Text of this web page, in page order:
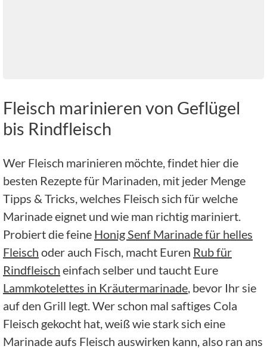
Fleisch marinieren von Geflügel
bis Rindfleisch
Wer Fleisch marinieren möchte, findet hier die
besten Rezepte für Marinaden, mit jeder Menge
Tipps & Tricks, welches Fleisch sich für welche
Marinade eignet und wie man richtig mariniert.
Probiert die feine Honig Senf Marinade für helles
Fleisch oder auch Fisch, macht Euren Rub für
Rindfleisch einfach selber und taucht Eure
Lammkotelettes in Kräutermarinade , bevor Ihr sie
auf den Grill legt. Wer schon mal saftiges Cola
Fleisch gekocht hat, weiß wie stark sich eine
Marinade aufs Fleisch auswirken kann, also ran ans